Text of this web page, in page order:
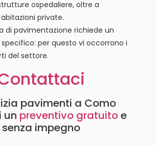
ospedaliere, oltre a
private.
di pavimentazione richiede un
per questo vi occorrono i
del settore.
pavimenti a Como
un preventivo gratuitoe
senza impegno